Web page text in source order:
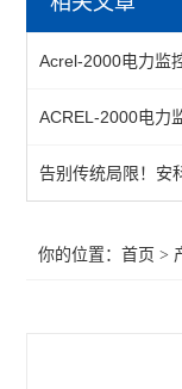
DDS/DTS/ADL系
导轨式安装电能
三相预付费电能
三相电能计量表
Acrel-2000电力监
ACREL-2000电力
你的位置：首页 >